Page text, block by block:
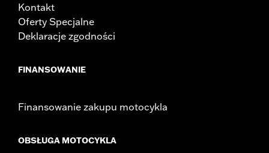
Kontakt
Oferty Specjalne
Deklaracje zgodności
FINANSOWANIE
Finansowanie zakupu motocykla
OBSŁUGA MOTOCYKLA